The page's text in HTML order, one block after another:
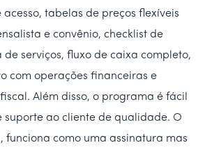
tabelas de preços flexíveis
e convênio, checklist de
serviços, fluxo de caixa completo,
com operações financeiras e
Além disso, o programa é fácil
suporte ao cliente de qualidade. O
funciona como uma assinatura mas